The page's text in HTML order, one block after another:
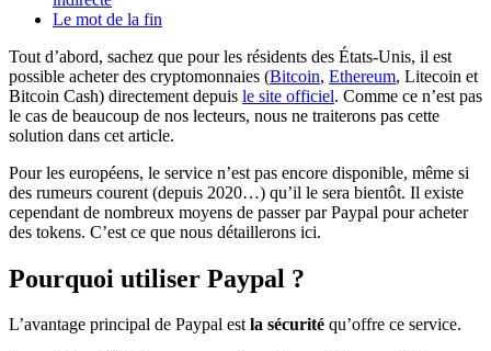
Le mot de la fin
Tout d’abord, sachez que pour les résidents des États-Unis, il est
possible acheter des cryptomonnaies (Bitcoin, Ethereum, Litecoin et
Bitcoin Cash) directement depuis le site officiel. Comme ce n’est pas
le cas de beaucoup de nos lecteurs, nous ne traiterons pas cette
solution dans cet article.
Pour les européens, le service n’est pas encore disponible, même si
des rumeurs courent (depuis 2020…) qu’il le sera bientôt. Il existe
cependant de nombreux moyens de passer par Paypal pour acheter
des tokens. C’est ce que nous détaillerons ici.
Pourquoi utiliser Paypal ?
L’avantage principal de Paypal estla sécurité qu’offre ce service.